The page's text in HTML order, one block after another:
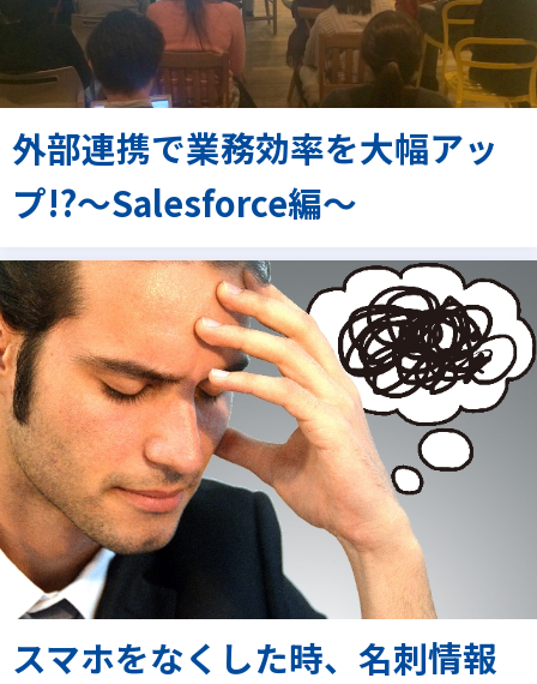
外部連携で業務効率を大幅アッ
プ!?～Salesforce編～
スマホをなくした時、名刺情報